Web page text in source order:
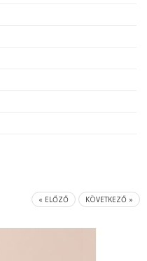
« ELŐZŐ KÖVETKEZŐ »